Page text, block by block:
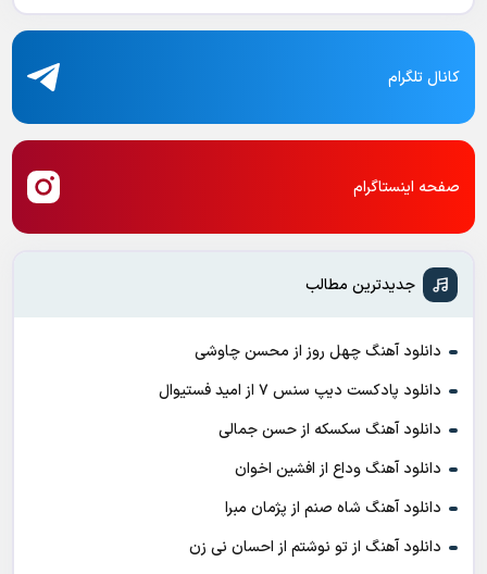
کانال تلگرام
صفحه اینستاگرام
جدیدترین مطالب
دانلود آهنگ چهل روز از محسن چاوشی
دانلود پادکست ديپ سنس ۷ از اميد فستيوال
دانلود آهنگ سکسکه از حسن جمالی
دانلود آهنگ وداع از افشين اخوان
دانلود آهنگ شاه صنم از پژمان مبرا
دانلود آهنگ از تو نوشتم از احسان نی زن